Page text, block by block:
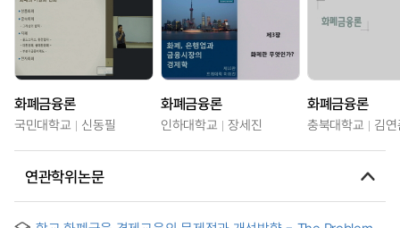
화폐금융론
국민대학교 신동필
화폐금융론
인하대학교 장세진
화폐금융론
충북대학교 김
연관학위논문